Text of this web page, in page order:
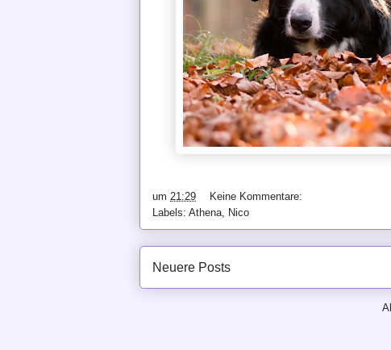
um 21:29
Keine Kommentare:
Labels: Athena Nico
Neuere Posts